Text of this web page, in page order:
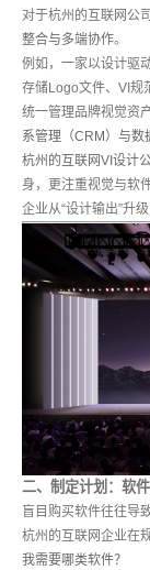
对于杭州的互联网公
整合与多端协作。
例如，一家以设计驱
存储Logo文件、VI规
统一管理品牌视觉资
系管理（CRM） 与数
杭州的互联网VI设计
身，更注重视觉与软
企业从“设计输出”升级
二、制定计划：软
盲目购买软件往往导
杭州的互联网企业在
我需要哪类软件？